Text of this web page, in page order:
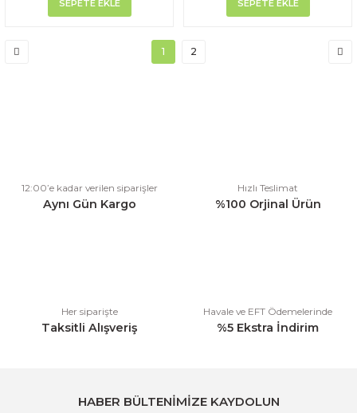
SEPETE EKLE SEPETE EKLE
1 2
12:00’e kadar verilen siparişler
Aynı Gün Kargo
Hızlı Teslimat
%100 Orjinal Ürün
Her siparişte
Taksitli Alışveriş
Havale ve EFT Ödemelerinde
%5 Ekstra İndirim
HABER BÜLTENİMİZE KAYDOLUN